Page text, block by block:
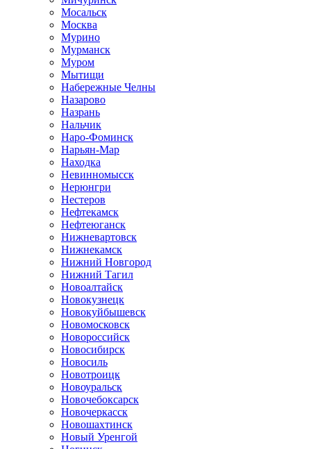
Мосальск
Москва
Мурино
Мурманск
Муром
Мытищи
Набережные Челны
Назарово
Назрань
Нальчик
Наро-Фоминск
Нарьян-Мар
Находка
Невинномысск
Нерюнгри
Нестеров
Нефтекамск
Нефтеюганск
Нижневартовск
Нижнекамск
Нижний Новгород
Нижний Тагил
Новоалтайск
Новокузнецк
Новокуйбышевск
Новомосковск
Новороссийск
Новосибирск
Новосиль
Новотроицк
Новоуральск
Новочебоксарск
Новочеркасск
Новошахтинск
Новый Уренгой